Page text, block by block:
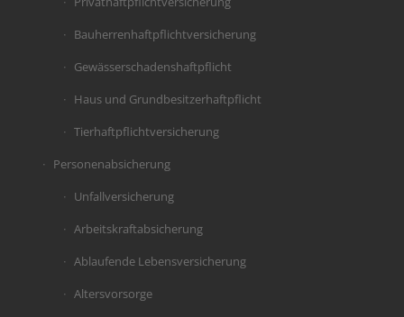
Bauherrenhaftpflichtversicherung
Gewässerschadenshaftpflicht
Haus und Grundbesitzerhaftpflicht
Tierhaftpflichtversicherung
Personenabsicherung
Unfallversicherung
Arbeitskraftabsicherung
Ablaufende Lebensversicherung
Altersvorsorge